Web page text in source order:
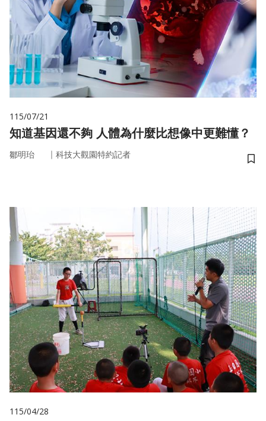
115/07/21
知道基因還不夠 人體為什麼比想像中更難懂？
鄒明珆 ｜ 科技大觀園特約記者
儲
115/04/28